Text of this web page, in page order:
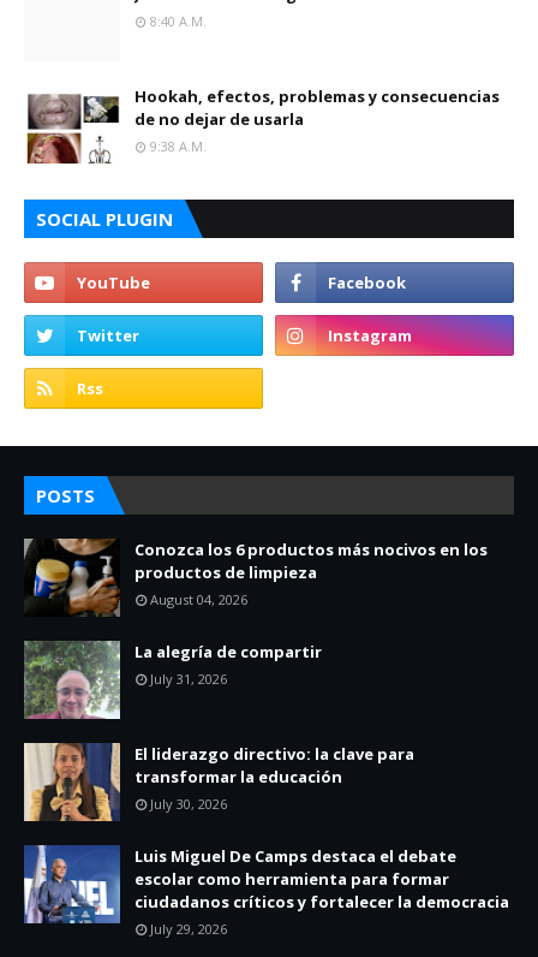
8:40 A.m.
Hookah, efectos, problemas y consecuencias
de no dejar de usarla
9:38 A.m.
SOCIAL PLUGIN
POSTS
Conozca los 6 productos más nocivos en los
productos de limpieza
August 04, 2026
La alegría de compartir
July 31, 2026
El liderazgo directivo: la clave para
transformar la educación
July 30, 2026
Luis Miguel De Camps destaca el debate
escolar como herramienta para formar
ciudadanos críticos y fortalecer la democracia
July 29, 2026